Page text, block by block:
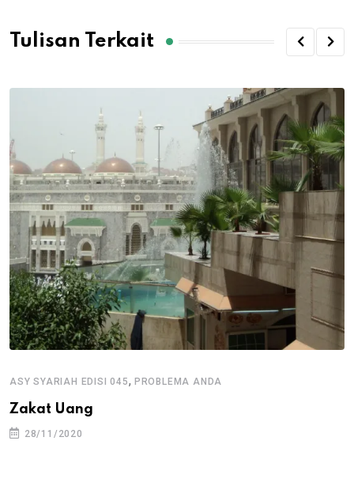
Tulisan Terkait
ASY SYARIAH EDISI 045, PROBLEMA ANDA
Zakat Uang
28/11/2020